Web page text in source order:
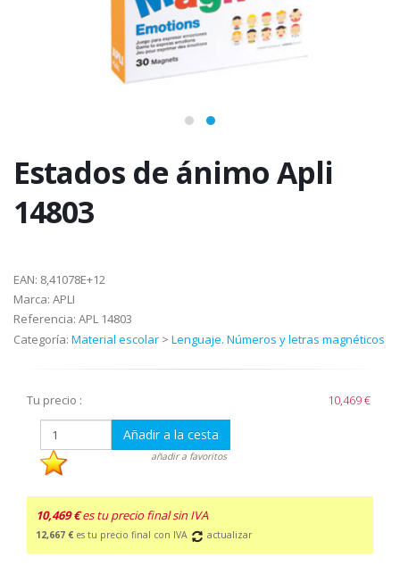
Estados de ánimo Apli
14803
EAN: 8,41078E+12
Marca: APLI
Referencia: APL 14803
Categoría: Material escolar > Lenguaje. Números y letras magnéticos
Tu precio : 10,469 €
Añadir a la cesta
añadir a favoritos
10,469 € es tu precio final sin IVA
12,667 € es tu precio final con IVA actualizar